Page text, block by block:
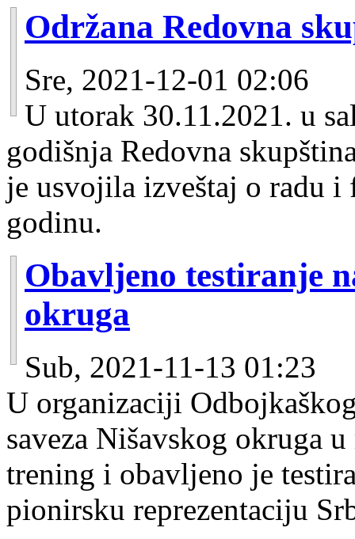
Održana Redovna
Sre, 2021-12-01 02:06
U utorak 30.11.2021. u
godišnja Redovna
je usvojila izveštaj o radu
godinu.
Obavljeno testiranje
okruga
Sub, 2021-11-13 01:23
U organizaciji
saveza Nišavskog okruga
trening i obavljeno je
pionirsku reprezentaciju